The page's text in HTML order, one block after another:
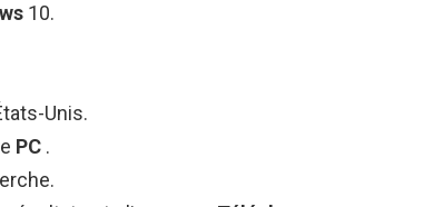
10.
Unis.
PC .